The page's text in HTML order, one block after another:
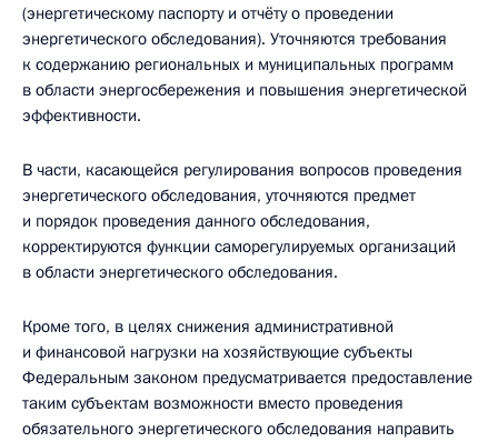
(энергетическому паспорту и отчёту о проведении
энергетического обследования). Уточняются требования
к содержанию региональных и муниципальных программ
в области энергосбережения и повышения энергетической
эффективности.
В части, касающейся регулирования вопросов проведения
энергетического обследования, уточняются предмет
и порядок проведения данного обследования,
корректируются функции саморегулируемых организаций
в области энергетического обследования.
Кроме того, в целях снижения административной
и финансовой нагрузки на хозяйствующие субъекты
Федеральным законом предусматривается предоставление
таким субъектам возможности вместо проведения
обязательного энергетического обследования направить